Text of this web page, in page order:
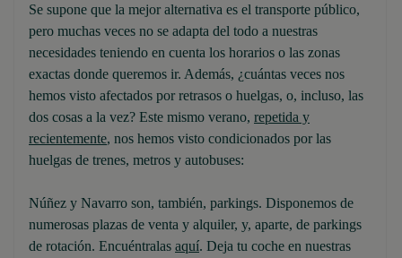
Se supone que la mejor alternativa es el transporte público,
pero muchas veces no se adapta del todo a nuestras
necesidades teniendo en cuenta los horarios o las zonas
exactas donde queremos ir. Además, ¿cuántas veces nos
hemos visto afectados por retrasos o huelgas, o, incluso, las
dos cosas a la vez? Este mismo verano, repetida y
recientemente, nos hemos visto condicionados por las
huelgas de trenes, metros y autobuses:
Núñez y Navarro son, también, parkings. Disponemos de
numerosas plazas de venta y alquiler, y, aparte, de parkings
de rotación. Encuéntralas aquí. Deja tu coche en nuestras